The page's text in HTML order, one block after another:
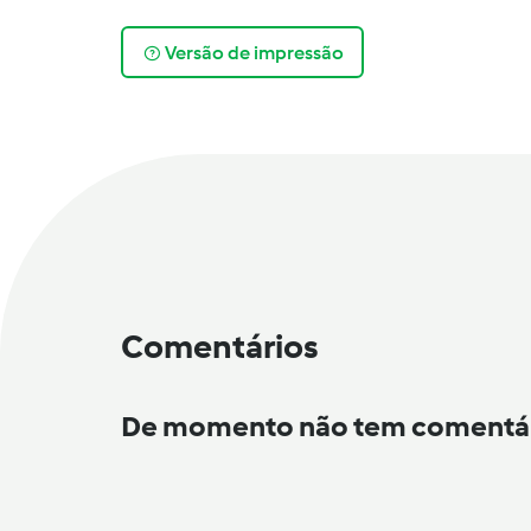
Versão de impressão
Comentários
De momento não tem